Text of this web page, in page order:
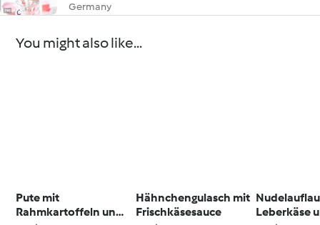
Germany
You might also like...
Pute mit
Rahmkartoffeln und
Hähnchengulasch mit
Frischkäsesauce
Leberkäse